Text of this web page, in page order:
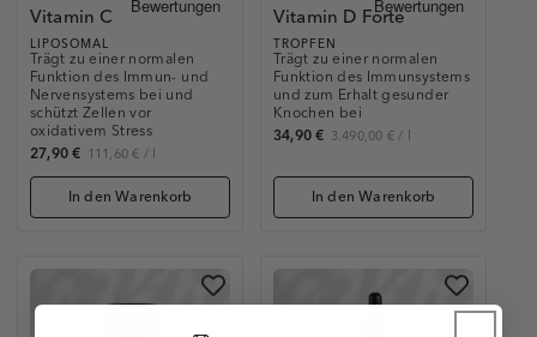
Vitamin C
LIPOSOMAL
Trägt zu einer normalen
Funktion des Immun- und
Nervensystems bei und
schützt Zellen vor
oxidativem Stress
27,90 € 111,60 € / l
In den Warenkorb
Vitamin D Forte
TROPFEN
Trägt zu einer normalen
Funktion des Immunsystems
und zum Erhalt gesunder
Knochen bei
34,90 € 3.490,00 €/ l
In den Warenkorb